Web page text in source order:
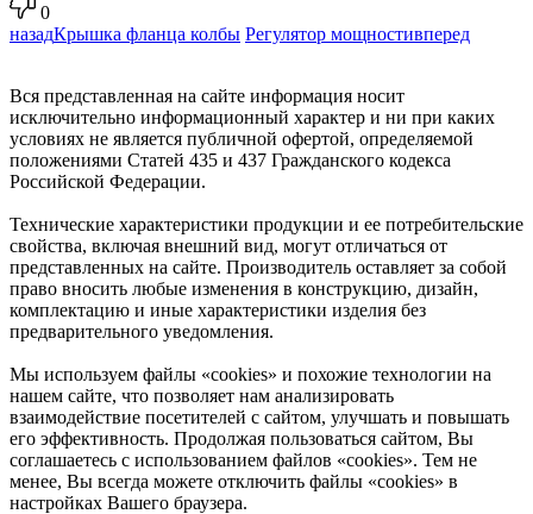
0
назадКрышка фланца колбы Регулятор мощностивперед
Вся представленная на сайте информация носит
исключительно информационный характер и ни при каких
условиях не является публичной офертой, определяемой
положениями Статей 435 и 437 Гражданского кодекса
Российской Федерации.
Технические характеристики продукции и ее потребительские
свойства, включая внешний вид, могут отличаться от
представленных на сайте. Производитель оставляет за собой
право вносить любые изменения в конструкцию, дизайн,
комплектацию и иные характеристики изделия без
предварительного уведомления.
Мы используем файлы «cookies» и похожие технологии на
нашем сайте, что позволяет нам анализировать
взаимодействие посетителей с сайтом, улучшать и повышать
его эффективность. Продолжая пользоваться сайтом, Вы
соглашаетесь с использованием файлов «cookies». Тем не
менее, Вы всегда можете отключить файлы «cookies» в
настройках Вашего браузера.